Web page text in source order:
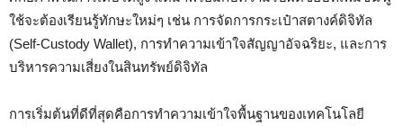
ใช้จะต้องเรียนรู้ทักษะใหม่ๆ เช่น การจัดการกระเป๋าสตางค์ดิจิทัล
(Self-Custody Wallet), การทำความเข้าใจสัญญาอัจฉริยะ, และการ
บริหารความเสี่ยงในสินทรัพย์ดิจิทัล
การเริ่มต้นที่ดีที่สุดคือการทำความเข้าใจพื้นฐานของเทคโนโลยี